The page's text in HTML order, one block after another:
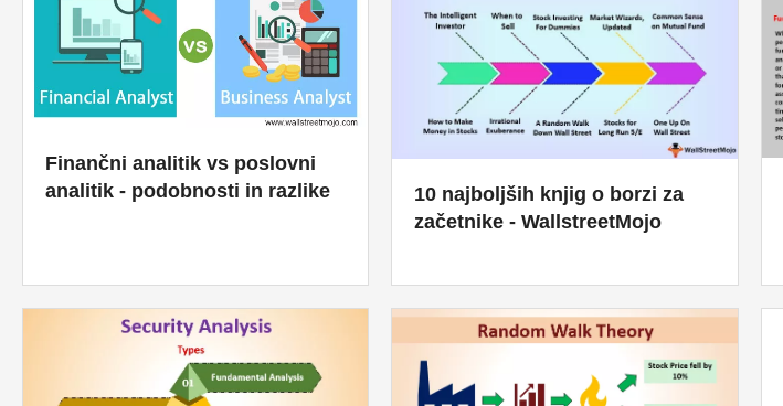
Finančni analitik vs poslovni
analitik - podobnosti in razlike
10 najboljših knjig o borzi za
začetnike - WallstreetMojo